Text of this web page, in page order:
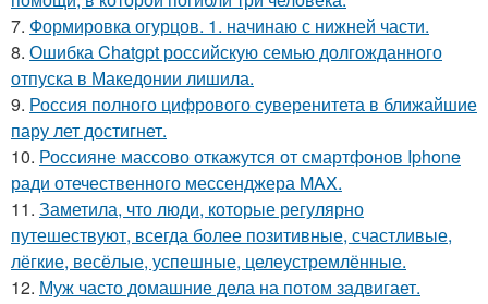
7. Формировка огурцов. 1. начинаю с нижней части.
8. Ошибка Chatgpt российскую семью долгожданного
отпуска в Македонии лишила.
9. Россия полного цифрового суверенитета в ближайшие
пару лет достигнет.
10. Россияне массово откажутся от смартфонов Iphone
ради отечественного мессенджера MAX.
11. Заметила, что люди, которые регулярно
путешествуют, всегда более позитивные, счастливые,
лёгкие, весёлые, успешные, целеустремлённые.
12. Муж часто домашние дела на потом задвигает.